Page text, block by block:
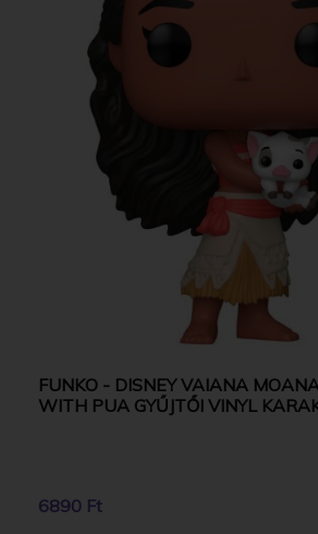
FUNKO - DISNEY VAIANA
WITH PUA GYŰJTŐI VINYL
6890 Ft